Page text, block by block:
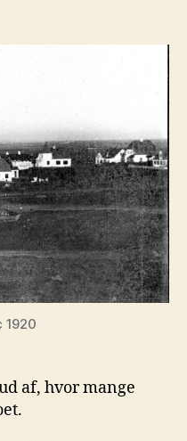
1920
af, hvor mange